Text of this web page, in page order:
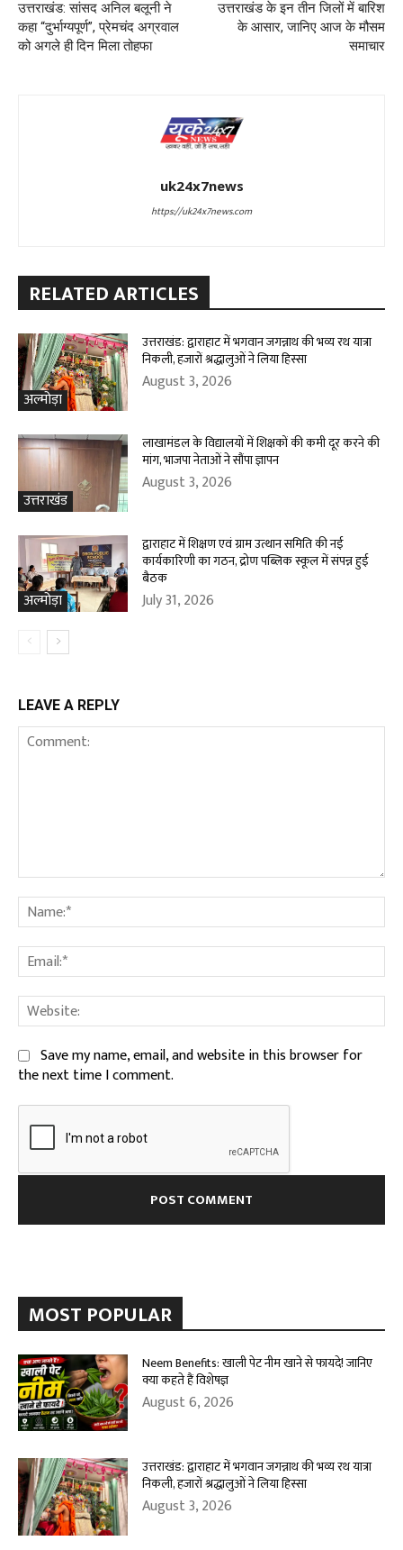
उत्तराखंड: सांसद अनिल बलूनी ने
कहा “दुर्भाग्यपूर्ण”, प्रेमचंद अग्रवाल
को अगले ही दिन मिला तोहफा
उत्तराखंड के इन तीन जिलों में बारिश
के आसार, जानिए आज के मौसम
समाचार
uk24x7news
https://uk24x7news.com
RELATED ARTICLES
अल्मोड़ा
उत्तराखंड: द्वाराहाट में भगवान जगन्नाथ की भव्य रथ यात्रा
निकली, हजारों श्रद्धालुओं ने लिया हिस्सा
August 3, 2026
उत्तराखंड
लाखामंडल के विद्यालयों में शिक्षकों की कमी दूर करने की
मांग, भाजपा नेताओं ने सौंपा ज्ञापन
August 3, 2026
अल्मोड़ा
द्वाराहाट में शिक्षण एवं ग्राम उत्थान समिति की नई
कार्यकारिणी का गठन, द्रोण पब्लिक स्कूल में संपन्न हुई
बैठक
July 31, 2026
LEAVE A REPLY
Save my name, email, and website in this browser for
the next time I comment.
MOST POPULAR
Neem Benefits: खाली पेट नीम खाने से फायदे! जानिए
क्या कहते हैं विशेषज्ञ
August 6, 2026
उत्तराखंड: द्वाराहाट में भगवान जगन्नाथ की भव्य रथ यात्रा
निकली, हजारों श्रद्धालुओं ने लिया हिस्सा
August 3, 2026